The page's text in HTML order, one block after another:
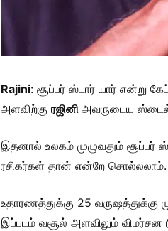
Rajini: சூப்பர் ஸ்டார் யார் என்று
அளவிற்கு ரஜினி அவருடைய ஸ்டைல்,
இதனால் உலகம் முழுவதும் சூப்பர்
ரசிகர்கள் தான் என்றே சொல்லலாம்.
உதாரணத்துக்கு 25 வருஷத்துக்கு
இப்படம் வசூல் அளவிலும் விமர்சன